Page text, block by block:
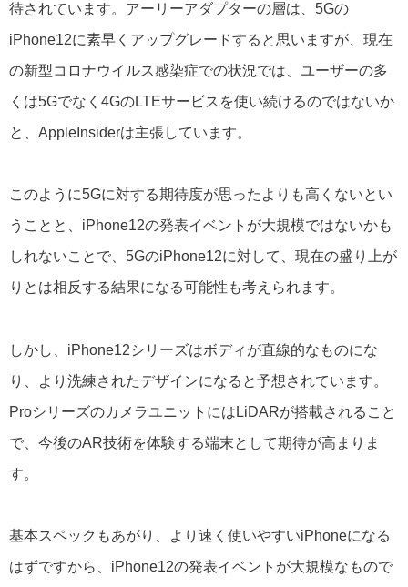
待されています。アーリーアダプターの層は、5Gの
iPhone12に素早くアップグレードすると思いますが、現在
の新型コロナウイルス感染症での状況では、ユーザーの多
くは5Gでなく4GのLTEサービスを使い続けるのではないか
と、AppleInsiderは主張しています。
このように5Gに対する期待度が思ったよりも高くないとい
うことと、iPhone12の発表イベントが大規模ではないかも
しれないことで、5GのiPhone12に対して、現在の盛り上が
りとは相反する結果になる可能性も考えられます。
しかし、iPhone12シリーズはボディが直線的なものにな
り、より洗練されたデザインになると予想されています。
ProシリーズのカメラユニットにはLiDARが搭載されること
で、今後のAR技術を体験する端末として期待が高まりま
す。
基本スペックもあがり、より速く使いやすいiPhoneになる
はずですから、iPhone12の発表イベントが大規模なもので